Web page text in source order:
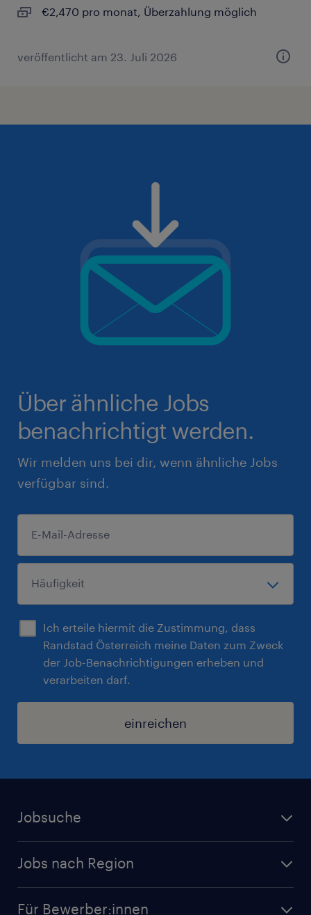
€2,470 pro monat, Überzahlung möglich
veröffentlicht am 23. Juli 2026
Über ähnliche Jobs
benachrichtigt werden.
Wir melden uns bei dir, wenn ähnliche Jobs
verfügbar sind.
Ich erteile hiermit die Zustimmung, dass
Randstad Österreich meine Daten zum Zweck
der Job-Benachrichtigungen erheben und
verarbeiten darf.
einreichen
Jobsuche
Initiativbewerbung
Jobs nach Region
Für Bewerber:innen